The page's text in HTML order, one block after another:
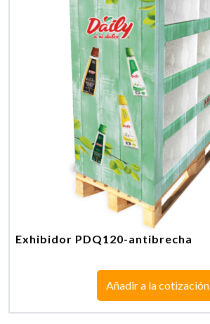
Exhibidor PDQ120-antibrecha
Añadir a la cotización